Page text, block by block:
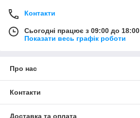
Контакти
Сьогодні працює з 09:00 до 18:00
Показати весь графік роботи
Про нас
Контакти
Доставка та оплата